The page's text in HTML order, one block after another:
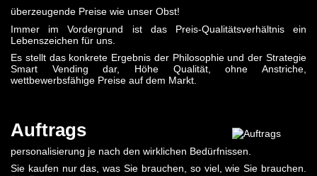
überzeugende Preise wie unser Obst!
Immer im Vordergrund ist das Preis-Qualitätsverhältnis ein
Lebenszeichen für uns.
Es stellt das konkrete Ergebnis der Philosophie und der Strategie
Smart Vending dar, Höhe Qualität, ohne Anstriche,
wettbewerbsfähige Preise auf dem Markt.
Auftrags
personalisierung je nach den wirklichen Bedürfnissen.
Sie kaufen nur das, was Sie brauchen, so viel, wie Sie brauchen.